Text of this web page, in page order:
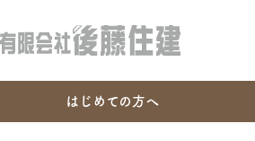
はじめての方へ